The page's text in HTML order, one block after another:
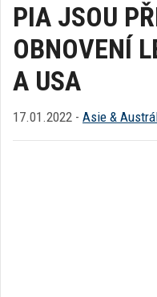
PIA JSOU
OBNOVENÍ
A USA
17.01.2022 - Asie &